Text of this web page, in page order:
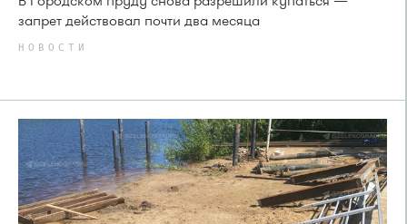
запрет действовал почти два месяца
НОВОСТИ